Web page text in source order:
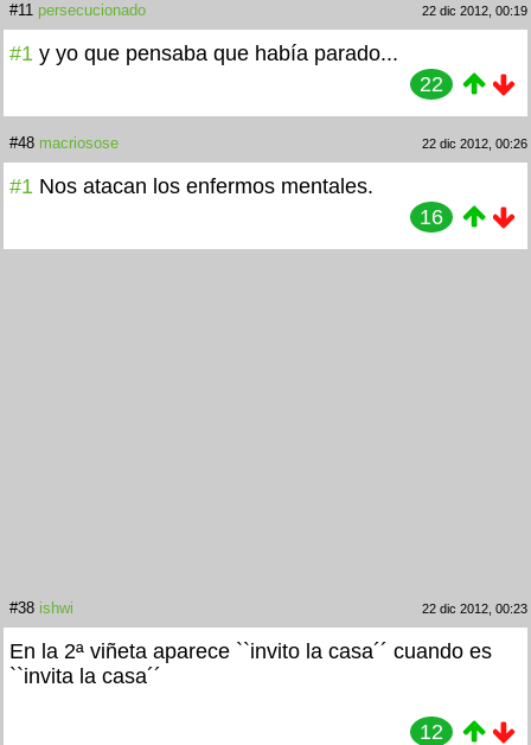
#11 persecucionado 22 dic 2012, 00:19
#1 y yo que pensaba que había parado...
22
#48 macriosose 22 dic 2012, 00:26
#1 Nos atacan los enfermos mentales.
16
#38 ishwi 22 dic 2012, 00:23
En la 2ª viñeta aparece ``invito la casa´´ cuando es
``invita la casa´´
12